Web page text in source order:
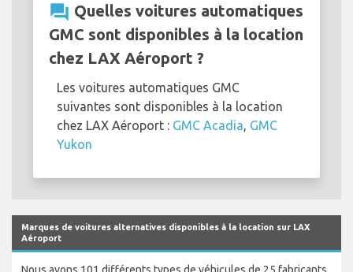
question_answer Quelles voitures automatiques
GMC sont disponibles à la location
chez LAX Aéroport ?
Les voitures automatiques GMC
suivantes sont disponibles à la location
chez LAX Aéroport : GMC Acadia, GMC
Yukon
Marques de voitures alternatives disponibles à la location sur LAX
Aéroport